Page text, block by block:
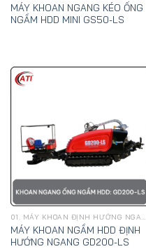
MÁY KHOAN NGANG KÉO ỐNG
NGẦM HDD MINI GS50-LS
01. MÁY KHOAN ĐỊNH HƯỚNG NGANG, KÉO ỐNG NGẦM HDD - GOODENG
MÁY KHOAN NGẦM HDD ĐỊNH
HƯỚNG NGANG GD200-LS